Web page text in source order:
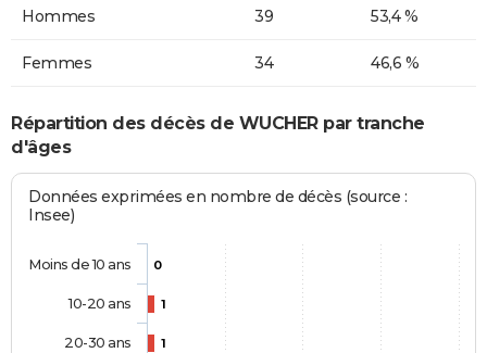
Hommes 39 53,4 %
Femmes 34 46,6 %
Répartition des décès de WUCHER par tranche
d'âges
Données exprimées en nombre de décès (source :
Insee)
0
1
1
Moins de 10 ans
10-20 ans
20-30 ans